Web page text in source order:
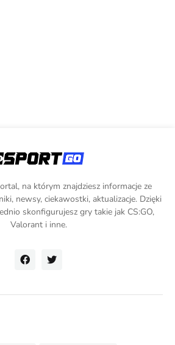
na którym znajdziesz informacje ze
newsy, ciekawostki, aktualizacje. Dzięki
skonfigurujesz gry takie jak CS:GO,
Valorant i inne.